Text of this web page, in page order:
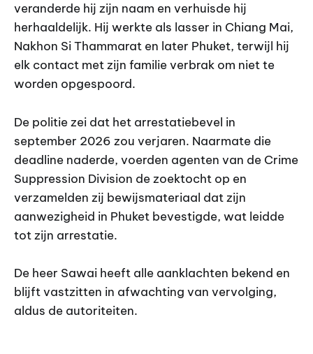
veranderde hij zijn naam en verhuisde hij
herhaaldelijk. Hij werkte als lasser in Chiang Mai,
Nakhon Si Thammarat en later Phuket, terwijl hij
elk contact met zijn familie verbrak om niet te
worden opgespoord.
De politie zei dat het arrestatiebevel in
september 2026 zou verjaren. Naarmate die
deadline naderde, voerden agenten van de Crime
Suppression Division de zoektocht op en
verzamelden zij bewijsmateriaal dat zijn
aanwezigheid in Phuket bevestigde, wat leidde
tot zijn arrestatie.
De heer Sawai heeft alle aanklachten bekend en
blijft vastzitten in afwachting van vervolging,
aldus de autoriteiten.